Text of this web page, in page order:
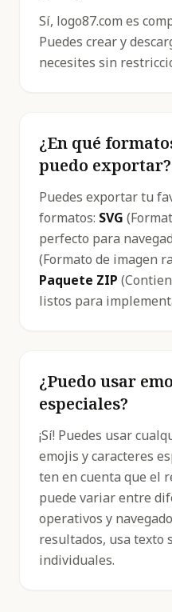
Sí, logo87.com es
Puedes crear y
necesites sin
¿En qué
puedo exportar?
Puedes exportar tu
formatos: SVG
perfecto para
(Formato de imagen
Paquete ZIP
listos para
¿Puedo usar
especiales?
¡Sí! Puedes usar
emojis y caracteres
ten en cuenta que el
puede variar entre
operativos y
resultados, usa texto
individuales.